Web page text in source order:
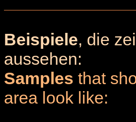
Beispiele, die
aussehen:
Samples that
area look like: